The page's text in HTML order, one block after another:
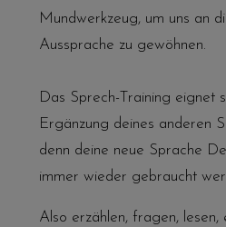
Mundwerkzeug, um uns an
Aussprache zu gewöhnen.
Das Sprech-Training eignet
Ergänzung deines anderen
denn deine neue Sprache
immer wieder gebraucht
Also erzählen, fragen, lesen,